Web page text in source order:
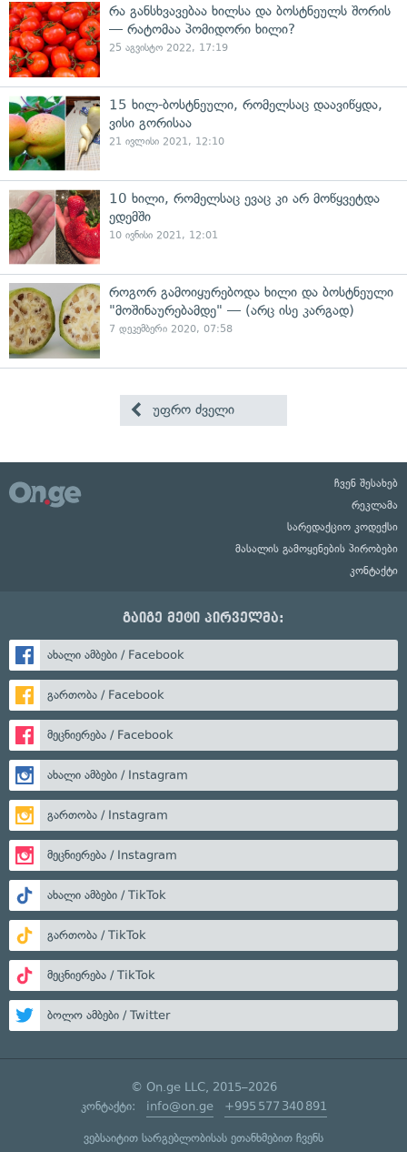
რა განსხვავებაა ხილსა და ბოსტნეულს შორის
— რატომაა პომიდორი ხილი?
25 აგვისტო 2022, 17:19
15 ხილ-ბოსტნეული, რომელსაც დაავიწყდა,
ვისი გორისაა
21 ივლისი 2021, 12:10
10 ხილი, რომელსაც ევაც კი არ მოწყვეტდა
ედემში
10 ივნისი 2021, 12:01
როგორ გამოიყურებოდა ხილი და ბოსტნეული
"მოშინაურებამდე" — (არც ისე კარგად)
7 დეკემბერი 2020, 07:58
უფრო ძველი
ჩვენ შესახებ
რეკლამა
სარედაქციო კოდექსი
მასალის გამოყენების პირობები
კონტაქტი
გაიგე მეტი პირველმა:
ახალი ამბები / Facebook
გართობა / Facebook
მეცნიერება / Facebook
ახალი ამბები / Instagram
გართობა / Instagram
მეცნიერება / Instagram
ახალი ამბები / TikTok
გართობა / TikTok
მეცნიერება / TikTok
ბოლო ამბები / Twitter
© On.ge LLC, 2015–2026
კონტაქტი: info@on.ge +995 577 340 891
ვებსაიტით სარგებლობისას ეთანხმებით ჩვენს